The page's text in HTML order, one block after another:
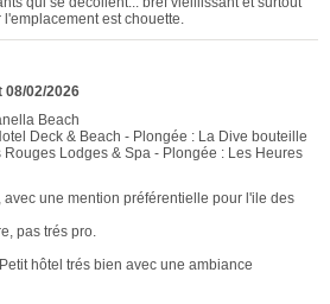
est chouette.
08/02/2026
Beach
Deck & Beach - Plongée : La Dive bouteille
Lodges & Spa - Plongée : Les Heures
une mention préférentielle pour l'ile des
pas trés pro.
hôtel trés bien avec une ambiance